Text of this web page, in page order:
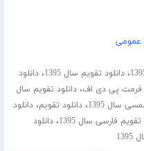
عمومی
،دانلود تقویم سال 1395 ،دانلود
،دانلود تقویم سال
سال 1395 ،دانلود تقویم،دانلود
تقویم فارسی سال 1395 ،دانلود